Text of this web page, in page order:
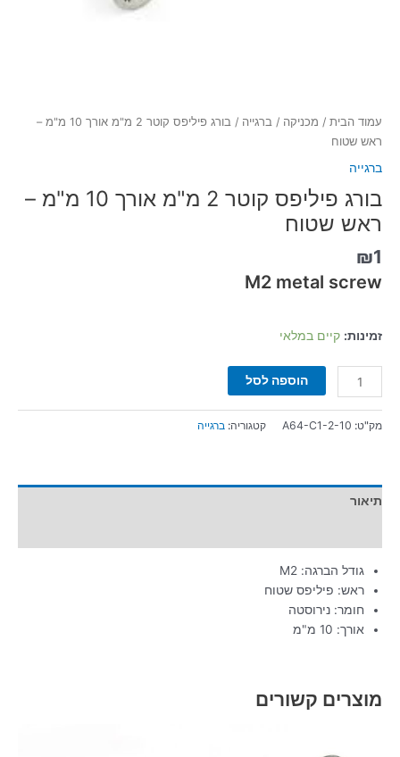
עמוד הבית / מכניקה / ברגייה
/ בורג פיליפס קוטר 2 מ"מ אורך 10 מ"מ –
ראש שטוח
ברגייה
בורג פיליפס קוטר 2 מ"מ אורך 10 מ"מ –
ראש שטוח
₪1
M2 metal screw
זמינות: קיים במלאי
הוספה לסל
מק"ט: A64-C1-2-10 קטגוריה: ברגייה
תיאור
גודל הברגה: M2
ראש: פיליפס שטוח
חומר: נירוסטה
אורך: 10 מ"מ
מוצרים קשורים